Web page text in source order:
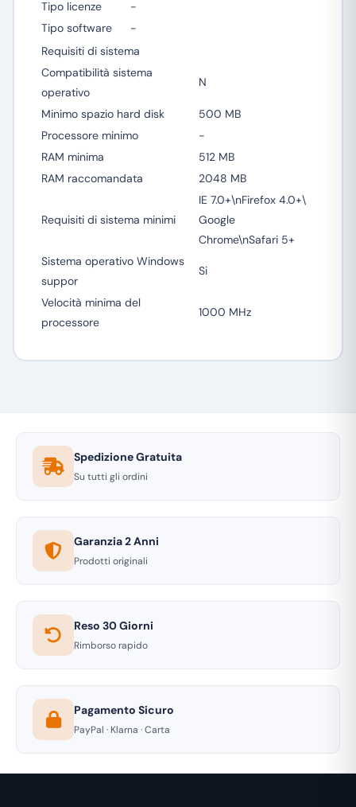
Tipo licenze
-
Tipo software
-
Requisiti di sistema
Compatibilità sistema
operativo
N
Minimo spazio hard disk
500 MB
Processore minimo
-
RAM minima
512 MB
RAM raccomandata
2048 MB
Requisiti di sistema minimi
IE 7.0+\nFirefox 4.0+\
Google
Chrome\nSafari 5+
Sistema operativo Windows
suppor
Si
Velocità minima del
processore
1000 MHz
Spedizione Gratuita
Su tutti gli ordini
Garanzia 2 Anni
Prodotti originali
Reso 30 Giorni
Rimborso rapido
Pagamento Sicuro
PayPal · Klarna · Carta